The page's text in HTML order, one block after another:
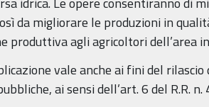
da migliorare le produzioni in
produttiva agli agricoltori dell’area
vale anche ai fini del
ai sensi dell’art. 6 del R.R.